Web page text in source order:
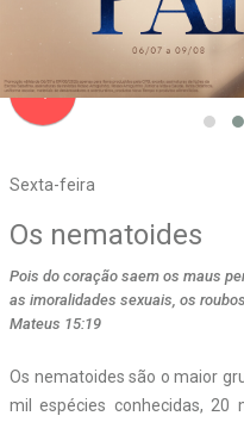
Sexta-feira
navigate_before
Os nematoides
Pois do coração saem os maus
as imoralidades sexuais, os
Mateus 15:19
Os nematoides são o maior
mil espécies conhecidas, 20